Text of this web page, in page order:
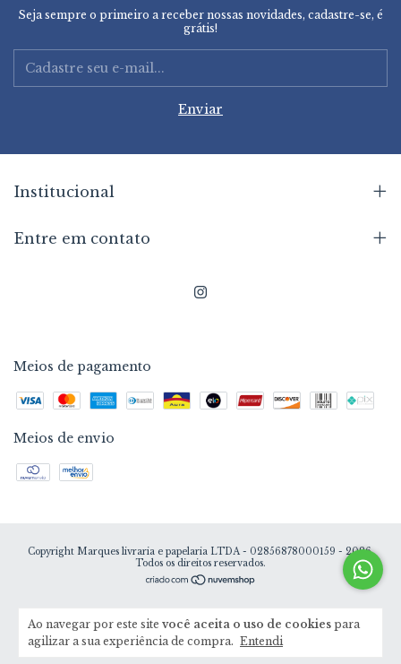
Ao navegar por este site você aceita o uso de cookies para
agilizar a sua experiência de compra. Entendi
Seja sempre o primeiro a receber nossas novidades, cadastre-se, é
grátis!
Institucional
Entre em contato
Meios de pagamento
Meios de envio
Copyright Marques livraria e papelaria LTDA - 02856878000159 - 2026.
Todos os direitos reservados.